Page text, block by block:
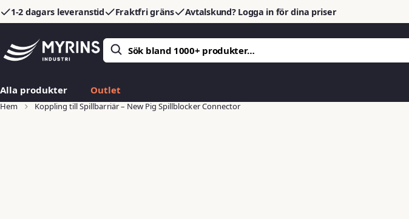
1-2 dagars leveranstid Fraktfri gräns Avtalskund? Logga in för dina priser
Alla produkter Outlet
Hem Koppling till Spillbarriär – New Pig Spillblocker Connector